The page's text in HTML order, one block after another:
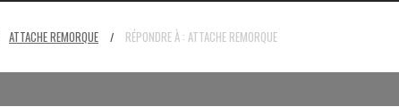
ATTACHE REMORQUE / RÉPONDRE À : ATTACHE REMORQUE